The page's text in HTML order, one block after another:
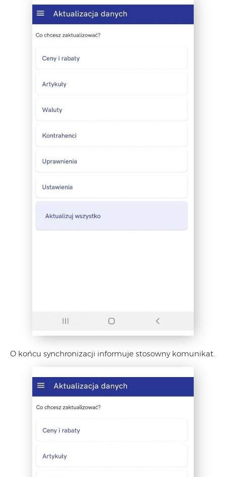
O końcu synchronizacji informuje stosowny komunikat.